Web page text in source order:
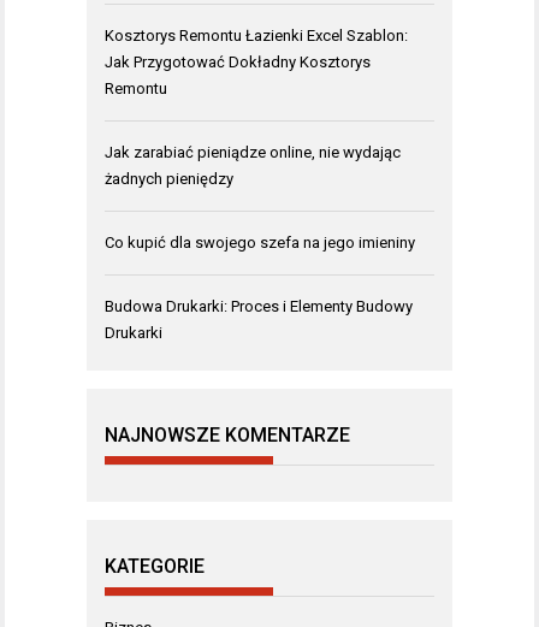
Kosztorys Remontu Łazienki Excel Szablon:
Jak Przygotować Dokładny Kosztorys
Remontu
Jak zarabiać pieniądze online, nie wydając
żadnych pieniędzy
Co kupić dla swojego szefa na jego imieniny
Budowa Drukarki: Proces i Elementy Budowy
Drukarki
NAJNOWSZE KOMENTARZE
KATEGORIE